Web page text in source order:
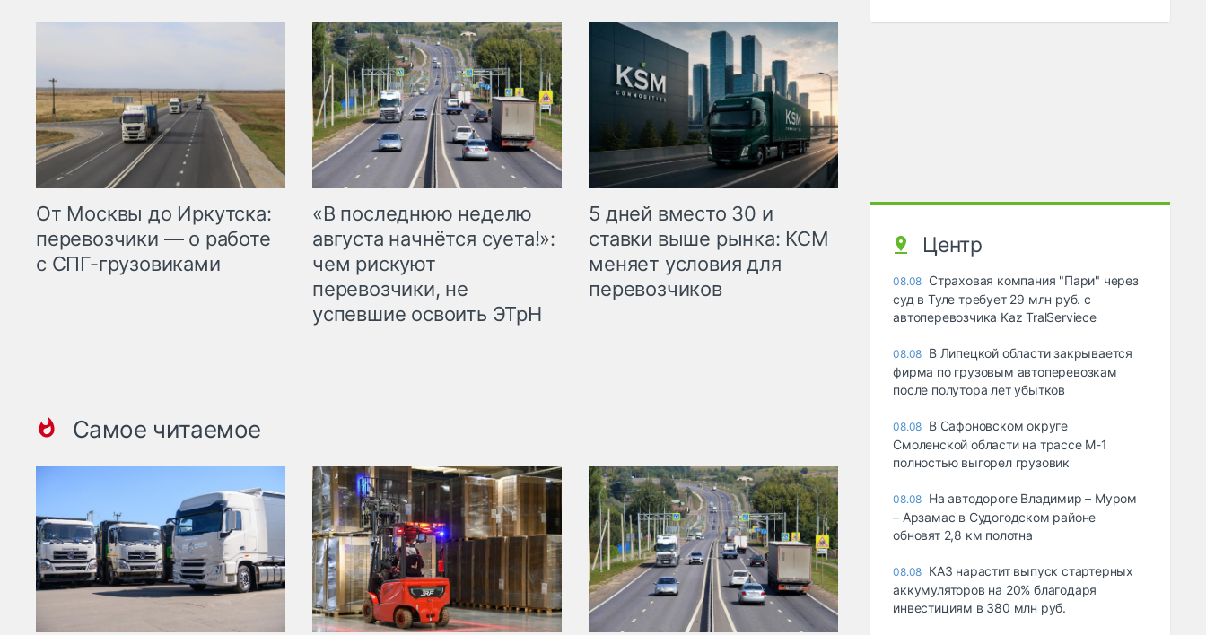
От Москвы до Иркутска:
перевозчики — о работе
с СПГ-грузовиками
«В последнюю неделю
августа начнётся суета!»:
чем рискуют
перевозчики, не
успевшие освоить ЭТрН
5 дней вместо 30 и
ставки выше рынка: КСМ
меняет условия для
перевозчиков
Самое читаемое
Центр
08.08 Страховая компания "Пари" через
суд в Туле требует 29 млн руб. с
автоперевозчика Kaz TralServiece
08.08 В Липецкой области закрывается
фирма по грузовым автоперевозкам
после полутора лет убытков
08.08 В Сафоновском округе
Смоленской области на трассе М-1
полностью выгорел грузовик
08.08 На автодороге Владимир – Муром
– Арзамас в Судогодском районе
обновят 2,8 км полотна
08.08 КАЗ нарастит выпуск стартерных
аккумуляторов на 20% благодаря
инвестициям в 380 млн руб.